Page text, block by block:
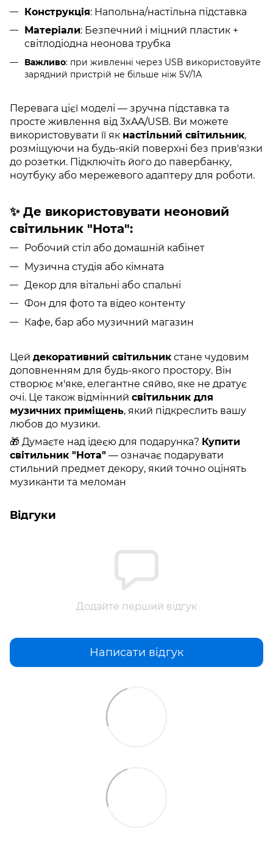
Конструкція: Напольна/настільна підставка
Матеріали: Безпечний і міцний пластик +
світлодіодна неонова трубка
Важливо: при живленні через USB використовуйте
зарядний пристрій не більше ніж 5V/1А
Перевага цієї моделі — зручна підставка та
просте живлення від 3xAA/USB. Ви можете
використовувати її як настільний світильник,
розміщуючи на будь-якій поверхні без прив'язки
до розетки. Підключіть його до павербанку,
ноутбуку або мережевого адаптеру для роботи.
✨ Де використовувати неоновий
світильник "Нота":
Робочий стіл або домашній кабінет
Музична студія або кімната
Декор для вітальні або спальні
Фон для фото та відео контенту
Кафе, бар або музичний магазин
Цей декоративний світильник стане чудовим
доповненням для будь-якого простору. Він
створює м'яке, елегантне сяйво, яке не дратує
очі. Це також відмінний світильник для
музичних приміщень, який підкреслить вашу
любов до музики.
🎁 Думаєте над ідеєю для подарунка? Купити
світильник "Нота" — означає подарувати
стильний предмет декору, який точно оцінять
музиканти та меломан
Відгуки
Додайте перший відгук
Написати відгук